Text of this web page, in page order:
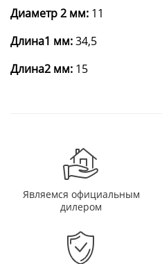
Диаметр 2 мм: 11
Длина1 мм:34,5
Длина2 мм: 15
Являемся официальным
дилером